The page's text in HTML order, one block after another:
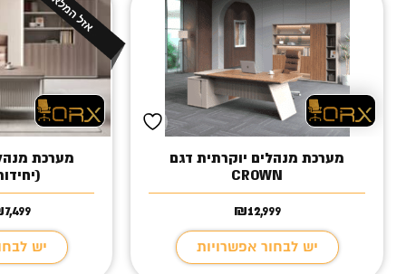
מערכת מנהלים יוקרתית דגם
CROWN
₪12,999
יש לבחור אפשרויות
7,499
יש